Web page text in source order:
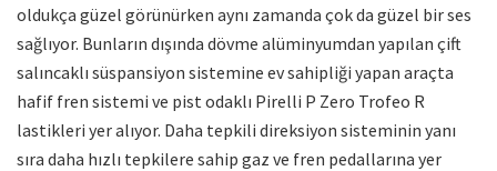
oldukça güzel görünürken aynı zamanda çok da güzel bir ses
sağlıyor. Bunların dışında dövme alüminyumdan yapılan çift
salıncaklı süspansiyon sistemine ev sahipliği yapan araçta
hafif fren sistemi ve pist odaklı Pirelli P Zero Trofeo R
lastikleri yer alıyor. Daha tepkili direksiyon sisteminin yanı
sıra daha hızlı tepkilere sahip gaz ve fren pedallarına yer